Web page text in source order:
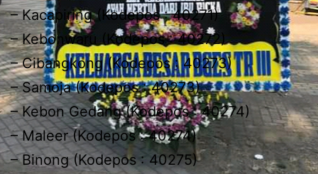
– Kacapiring (Kodepos : 40271)
– Kebonwaru (Kodepos : 40272)
– Cibangkong (Kodepos : 40273)
– Samoja (Kodepos : 40273)
– Kebon Gedang (Kodepos : 40274)
– Maleer (Kodepos : 40274)
– Binong (Kodepos : 40275)